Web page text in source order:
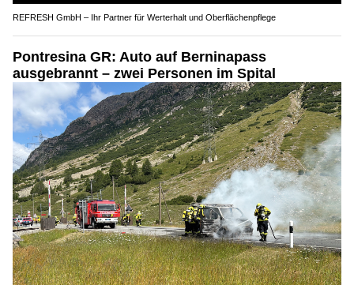
REFRESH GmbH – Ihr Partner für Werterhalt und Oberflächenpflege
Pontresina GR: Auto auf Berninapass
ausgebrannt – zwei Personen im Spital